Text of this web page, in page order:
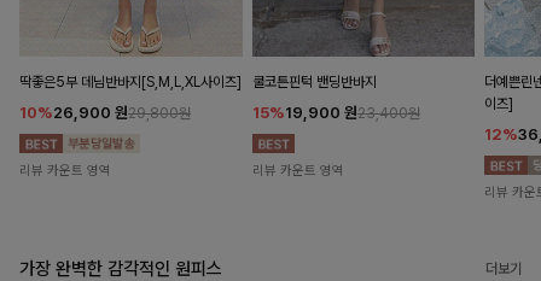
딱좋은5부 데님반바지[S,M,L,XL사이즈]
10%26,900 원29,800원
리뷰 카운트 영역
쿨코튼핀턱 밴딩반바지
15%19,900 원23,400원
리뷰 카운트 영역
더예쁜린
이즈]
12%
리뷰 카운
가장 완벽한 감각적인 원피스 더보기